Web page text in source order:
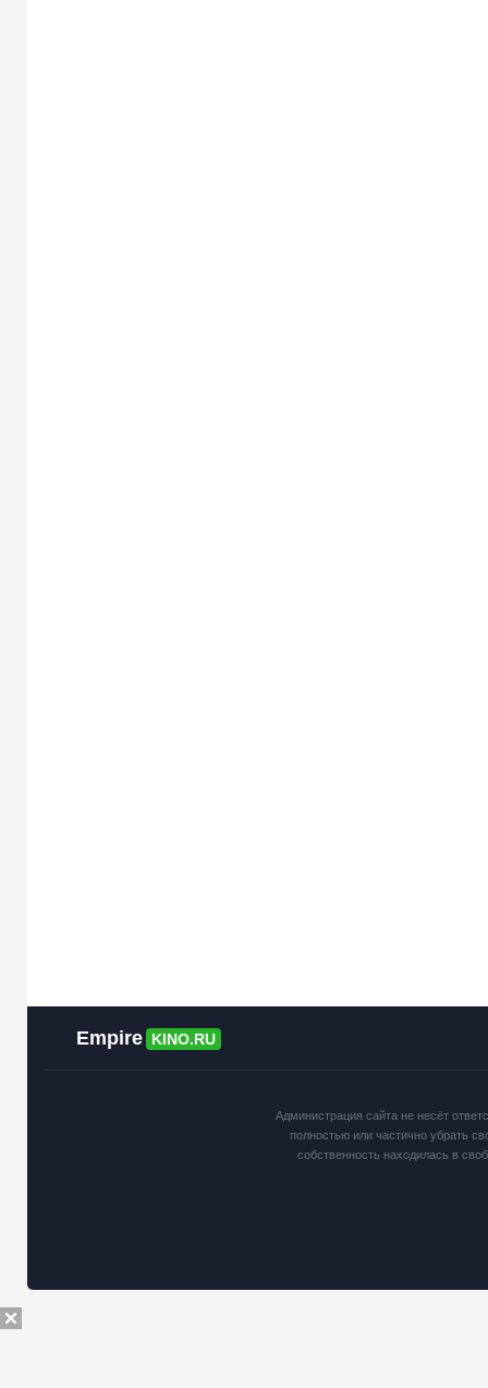
Empire KINO.RU
Администрация сайта не несёт
полностью или частично убрать
собственность находилась в